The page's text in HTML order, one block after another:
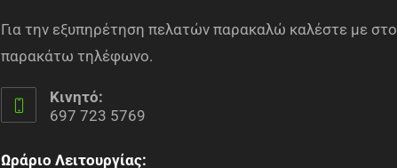
Για την εξυπηρέτηση πελατών παρακαλώ καλέστε με στο
παρακάτω τηλέφωνο.
Κινητό:
697 723 5769
Ωράριο Λειτουργίας: